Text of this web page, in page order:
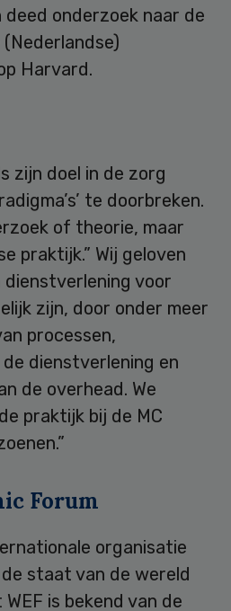
onderzoek naar de
Harvard.
zijn doel in de zorg
te doorbreken.
of theorie, maar
praktijk.” Wij geloven
voor
zijn, door onder meer
processen,
dienstverlening en
de overhead. We
praktijk bij de MC
Forum
organisatie
staat van de wereld
is bekend van de